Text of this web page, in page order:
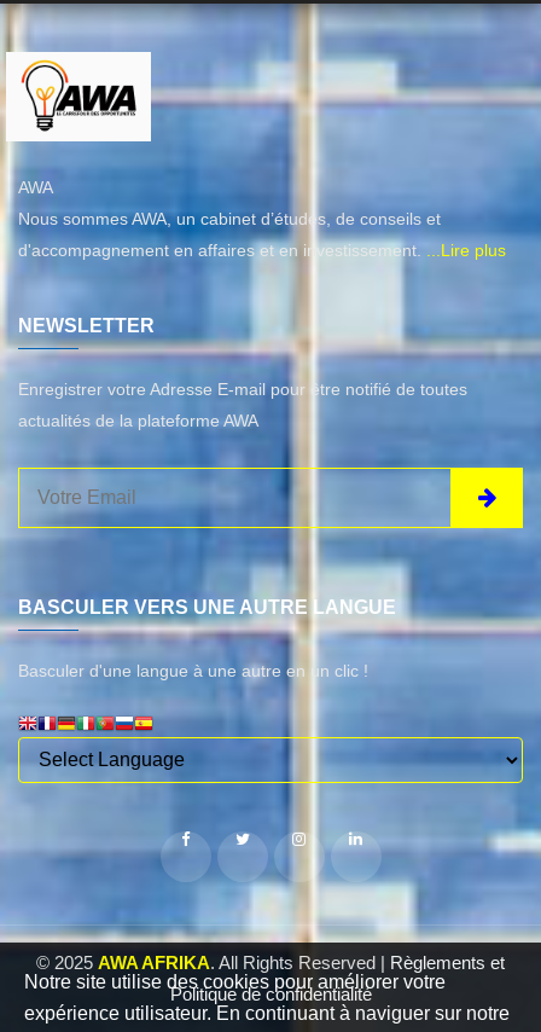
Notre site utilise des cookies pour améliorer votre
expérience utilisateur. En continuant à naviguer sur notre
AWA
Nous sommes AWA, un cabinet d’études, de conseils et
d'accompagnement en affaires et en investissement.
...Lire plus
NEWSLETTER
Enregistrer votre Adresse E-mail pour être notifié de toutes
actualités de la plateforme AWA
BASCULER VERS UNE AUTRE LANGUE
Basculer d'une langue à une autre en un clic !
© 2025 AWA AFRIKA. All Rights Reserved | Règlements et
Politique de confidentialité